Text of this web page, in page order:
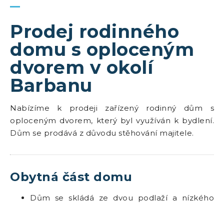
Prodej rodinného
domu s oploceným
dvorem v okolí
Barbanu
Nabízíme k prodeji zařízený rodinný dům s
oploceným dvorem, který byl využíván k bydlení.
Dům se prodává z důvodu stěhování majitele.
Obytná část domu
Dům se skládá ze dvou podlaží a nízkého